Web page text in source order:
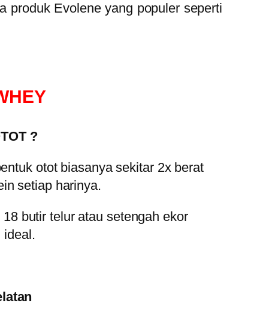
produk Evolene yang populer seperti
?
otot biasanya sekitar 2x berat
setiap harinya.
butir telur atau setengah ekor
ideal.